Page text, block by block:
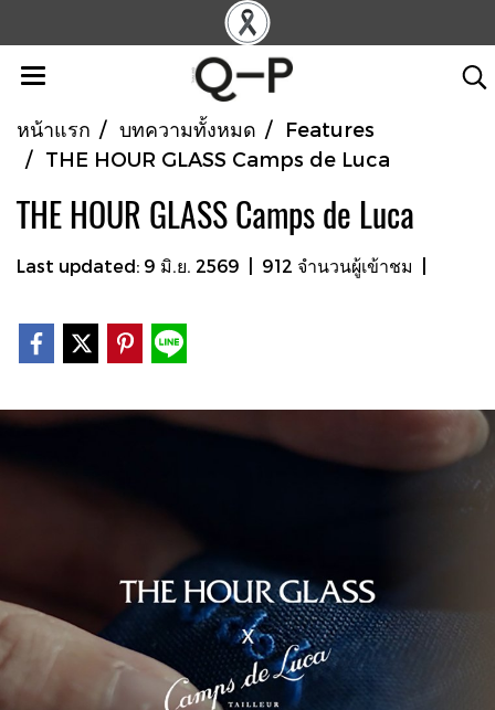
หน้าแรก บทความทั้งหมด
Features
THE HOUR GLASS Camps de Luca
THE HOUR GLASS Camps de Luca
Last updated: 9 มิ.ย. 2569 912 จำนวนผู้เข้าชม